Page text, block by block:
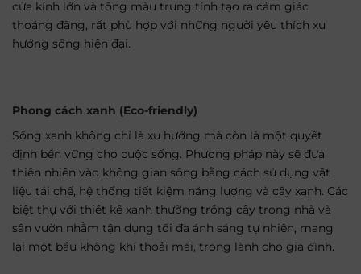
cửa kính lớn và tông màu trung tính tạo ra cảm giác
thoáng đãng, rất phù hợp với những người yêu thích xu
hướng sống hiện đại.
Phong cách xanh (Eco-friendly)
Sống xanh không chỉ là xu hướng mà còn là một quyết
định bền vững cho cuộc sống. Phương pháp này sẽ đưa
thiên nhiên vào không gian sống bằng cách sử dụng vật
liệu tái chế, hệ thống tiết kiệm năng lượng và cây xanh. Các
biệt thự với thiết kế xanh thường trồng cây trong nhà và
sân vườn nhằm tận dụng tối đa ánh sáng tự nhiên, mang
lại một bầu không khí thoải mái, trong lành cho gia đình.